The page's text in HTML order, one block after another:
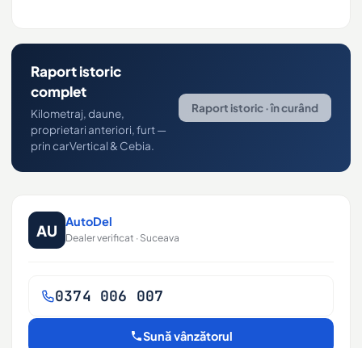
Raport istoric
complet
Kilometraj, daune,
proprietari anteriori, furt —
prin carVertical & Cebia.
Raport istoric · în curând
AU AutoDel
Dealer verificat · Suceava
0374 006 007
Sună vânzătorul